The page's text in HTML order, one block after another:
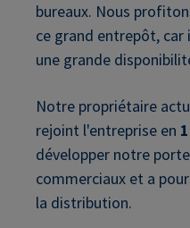
bureaux. Nous
ce grand entrepôt,
une grande
Notre propriétaire
rejoint l'entreprise en
développer notre
commerciaux et a
la distribution.